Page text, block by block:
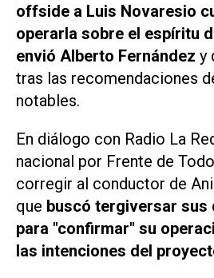
offside a Luis Novaresio
operarla sobre el espíritu
envió Alberto Fernández y
tras las recomendaciones
notables.
En diálogo con Radio La
nacional por Frente de
corregir al conductor de
que buscó tergiversar sus
para "confirmar" su
las intenciones del